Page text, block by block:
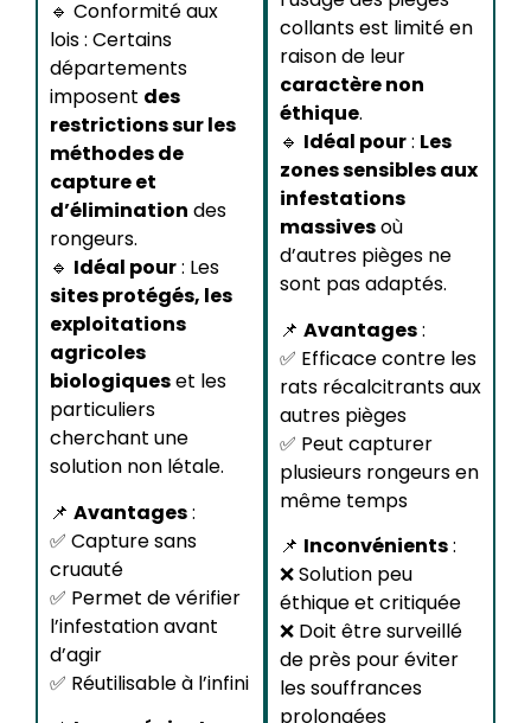
🔹 Conformité aux
lois : Certains
départements
imposent des
restrictions sur les
méthodes de
capture et
d’élimination des
rongeurs.
🔹 Idéal pour: Les
sites protégés, les
exploitations
agricoles
biologiqueset les
particuliers
cherchant une
solution non létale.
📌 Avantages:
✅ Capture sans
cruauté
✅ Permet de vérifier
l’infestation avant
d’agir
✅ Réutilisable à l’infini
collants est limité en
raison de leur
caractère non
éthique.
🔹 Idéal pour: Les
zones sensibles aux
infestations
massivesoù
d’autres pièges ne
sont pas adaptés.
📌 Avantages:
✅ Efficace contre les
rats récalcitrants aux
autres pièges
✅ Peut capturer
plusieurs rongeurs en
même temps
📌 Inconvénients:
❌ Solution peu
éthique et critiquée
❌ Doit être surveillé
de près pour éviter
les souffrances
prolongées